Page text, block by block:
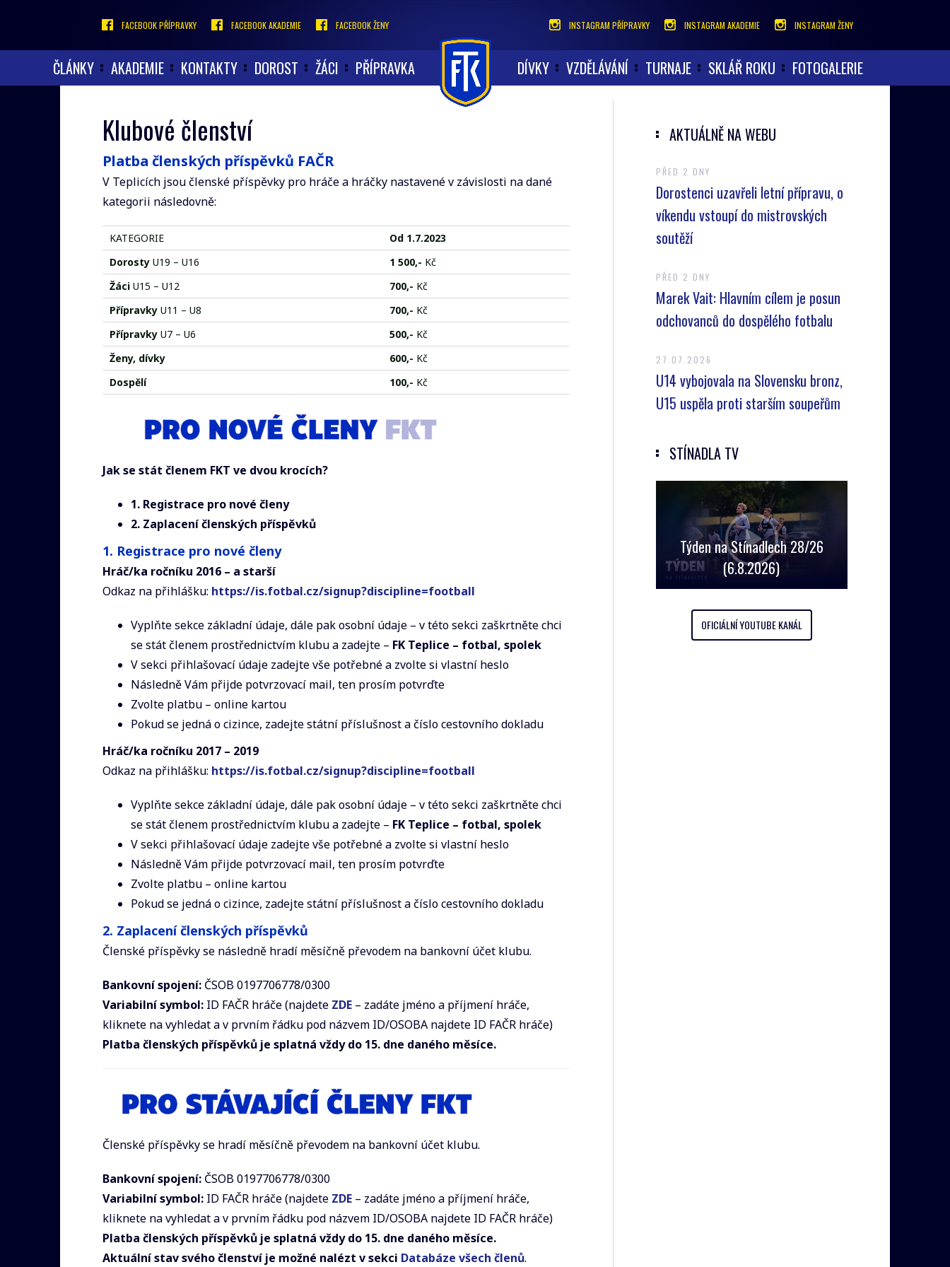
FACEBOOK PŘÍPRAVKY FACEBOOK AKADEMIE FACEBOOK ŽENY INSTAGRAM PŘÍPRAVKY INSTAGRAM AKADEMIE INSTAGRAM ŽENY
ČLÁNKY AKADEMIE KONTAKTY DOROST ŽÁCI PŘÍPRAVKA DÍVKY VZDĚLÁVÁNÍ TURNAJE SKLÁŘ ROKU FOTOGALERIE
Klubové členství
Platba členských příspěvků FAČR
V Teplicích jsou členské příspěvky pro hráče a hráčky nastavené v závislosti na dané
kategorii následovně:
KATEGORIE
Od 1.7.2023
Dorosty U19 – U16 1 500,- Kč
Žáci U15 – U12 700,- Kč
Přípravky U11 – U8 700,- Kč
Přípravky U7 – U6 500,- Kč
Ženy, dívky
600,- Kč
Dospělí
100,- Kč
Jak se stát členem FKT ve dvou krocích?
1. Registrace pro nové členy
2. Zaplacení členských příspěvků
1. Registrace pro nové členy
Hráč/ka ročníku 2016 – a starší
Odkaz na přihlášku: https://is.fotbal.cz/signup?discipline=football
Vyplňte sekce základní údaje, dále pak osobní údaje – v této sekci zaškrtněte chci
se stát členem prostřednictvím klubu a zadejte – FK Teplice – fotbal, spolek
V sekci přihlašovací údaje zadejte vše potřebné a zvolte si vlastní heslo
Následně Vám přijde potvrzovací mail, ten prosím potvrďte
Zvolte platbu – online kartou
Pokud se jedná o cizince, zadejte státní příslušnost a číslo cestovního dokladu
Hráč/ka ročníku 2017 – 2019
Odkaz na přihlášku: https://is.fotbal.cz/signup?discipline=football
Vyplňte sekce základní údaje, dále pak osobní údaje – v této sekci zaškrtněte chci
se stát členem prostřednictvím klubu a zadejte – FK Teplice – fotbal, spolek
V sekci přihlašovací údaje zadejte vše potřebné a zvolte si vlastní heslo
Následně Vám přijde potvrzovací mail, ten prosím potvrďte
Zvolte platbu – online kartou
Pokud se jedná o cizince, zadejte státní příslušnost a číslo cestovního dokladu
2. Zaplacení členských příspěvků
Členské příspěvky se následně hradí měsíčně převodem na bankovní účet klubu.
Bankovní spojení: ČSOB 0197706778/0300
Variabilní symbol: ID FAČR hráče (najdete ZDE – zadáte jméno a příjmení hráče,
kliknete na vyhledat a v prvním řádku pod názvem ID/OSOBA najdete ID FAČR hráče)
Platba členských příspěvků je splatná vždy do 15. dne daného měsíce.
Členské příspěvky se hradí měsíčně převodem na bankovní účet klubu.
Bankovní spojení: ČSOB 0197706778/0300
Variabilní symbol: ID FAČR hráče (najdete ZDE – zadáte jméno a příjmení hráče,
kliknete na vyhledat a v prvním řádku pod názvem ID/OSOBA najdete ID FAČR hráče)
Platba členských příspěvků je splatná vždy do 15. dne daného měsíce.
Aktuální stav svého členství je možné nalézt v sekci Databáze všech členů.
AKTUÁLNĚ NA WEBU
PŘED 2 DNY
Dorostenci uzavřeli letní přípravu, o
víkendu vstoupí do mistrovských
soutěží
PŘED 2 DNY
Marek Vait: Hlavním cílem je posun
odchovanců do dospělého fotbalu
27.07.2026
U14 vybojovala na Slovensku bronz,
U15 uspěla proti starším soupeřům
STÍNADLA TV
Týden na Stínadlech 28/26
(6.8.2026)
OFICIÁLNÍ YOUTUBE KANÁL